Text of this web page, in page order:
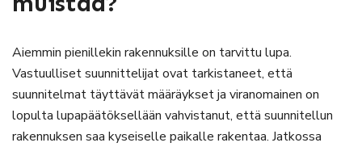
Aiemmin pienillekin rakennuksille on tarvittu lupa.
Vastuulliset suunnittelijat ovat tarkistaneet, että
suunnitelmat täyttävät määräykset ja viranomainen on
lopulta lupapäätöksellään vahvistanut, että suunnitellun
rakennuksen saa kyseiselle paikalle rakentaa. Jatkossa